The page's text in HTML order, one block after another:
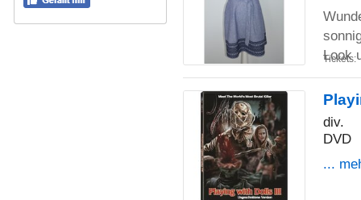
Look
Tickets:
div.
DVD
...